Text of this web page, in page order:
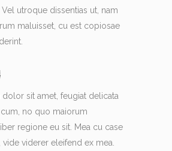
Vel utroque dissentias ut, nam
maluisset, cu est copiosae
dolor sit amet, feugiat delicata
cum, no quo maiorum
regione eu sit. Mea cu case
vide viderer eleifend ex mea.